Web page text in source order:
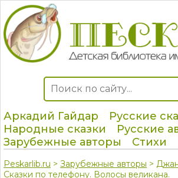
Аркадий Гайдар
Русские
Народные сказки
Русские
Зарубежные авторы
Стихи
Peskarlib.ru > Зарубежные авторы >
Сказки по телефону. Волосы великана.